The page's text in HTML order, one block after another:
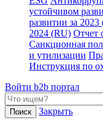
устойчивом
развитии за
2024 (RU) Отчет
Санкционная
и утилизации
Инструкция по
Войти b2b портал
Закрыть